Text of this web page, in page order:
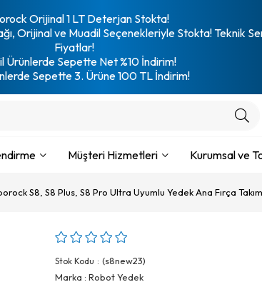
Orijinal 1 LT Deterjan Stokta!
Orijinal ve Muadil Seçenekleriyle Stokta! Teknik
Fiyatlar!
Ürünlerde Sepette Net %10 İndirim!
Sepette 3. Ürüne 100 TL İndirim!
Müşteri Hizmetleri Kurumsal ve
S8, S8 Plus, S8 Pro Ultra Uyumlu Yedek Ana Fırça
Stok Kodu
(s8new23)
Marka : Robot Yedek